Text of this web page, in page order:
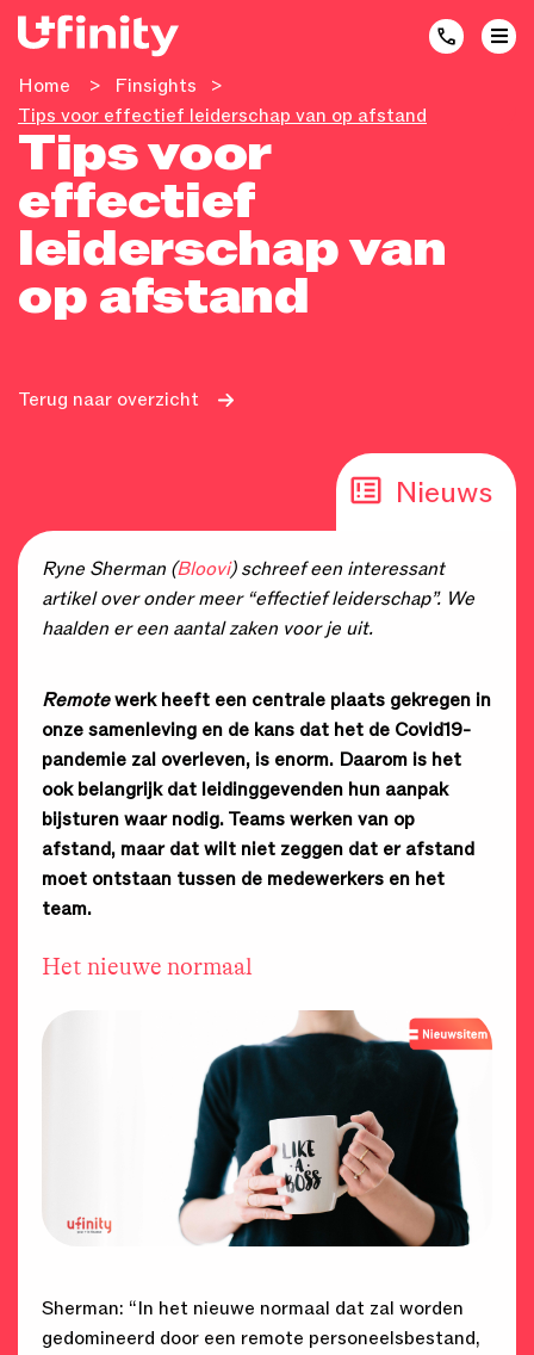
Home > Finsights
>
Tips voor effectief leiderschap van op afstand
Tips voor
effectief
leiderschap van
op afstand
Terug naar overzicht
Nieuws
Ryne Sherman (Bloovi) schreef een interessant
artikel over onder meer “effectief leiderschap”. We
haalden er een aantal zaken voor je uit.
Remotewerk heeft een centrale plaats gekregen in
onze samenleving en de kans dat het de Covid19-
pandemie zal overleven, is enorm. Daarom is het
ook belangrijk dat leidinggevenden hun aanpak
bijsturen waar nodig. Teams werken van op
afstand, maar dat wilt niet zeggen dat er afstand
moet ontstaan tussen de medewerkers en het
team.
Het nieuwe normaal
Sherman: “In het nieuwe normaal dat zal worden
gedomineerd door een remote personeelsbestand,